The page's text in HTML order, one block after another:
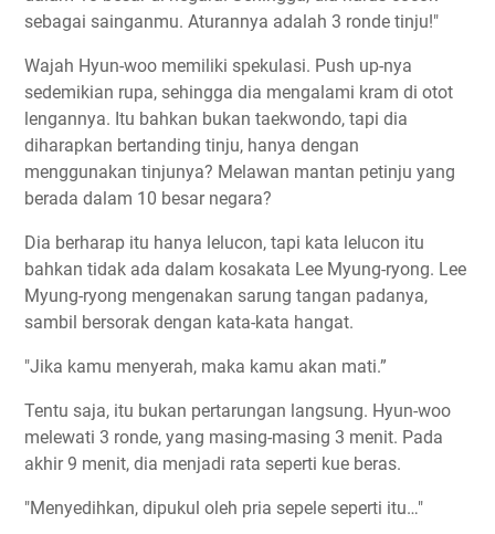
sebagai sainganmu. Aturannya adalah 3 ronde tinju!"
Wajah Hyun-woo memiliki spekulasi. Push up-nya
sedemikian rupa, sehingga dia mengalami kram di otot
lengannya. Itu bahkan bukan taekwondo, tapi dia
diharapkan bertanding tinju, hanya dengan
menggunakan tinjunya? Melawan mantan petinju yang
berada dalam 10 besar negara?
Dia berharap itu hanya lelucon, tapi kata lelucon itu
bahkan tidak ada dalam kosakata Lee Myung-ryong. Lee
Myung-ryong mengenakan sarung tangan padanya,
sambil bersorak dengan kata-kata hangat.
"Jika kamu menyerah, maka kamu akan mati.”
Tentu saja, itu bukan pertarungan langsung. Hyun-woo
melewati 3 ronde, yang masing-masing 3 menit. Pada
akhir 9 menit, dia menjadi rata seperti kue beras.
"Menyedihkan, dipukul oleh pria sepele seperti itu…"